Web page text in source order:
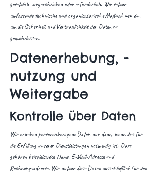
gesetzlich vorgeschrieben oder erforderlich. Wir setzen
umfassende technische und organisatorische Maßnahmen ein,
um die Sicherheit und Vertraulichkeit der Daten zu
gewährleisten.
Datenerhebung, -
nutzung und
Weitergabe
Kontrolle über Daten
Wir erheben personenbezogene Daten nur dann, wenn dies für
die Erfüllung unserer Dienstleistungen notwendig ist. Dazu
gehören beispielsweise Name, E-Mail-Adresse und
Rechnungsadresse. Wir nutzen diese Daten ausschließlich für den